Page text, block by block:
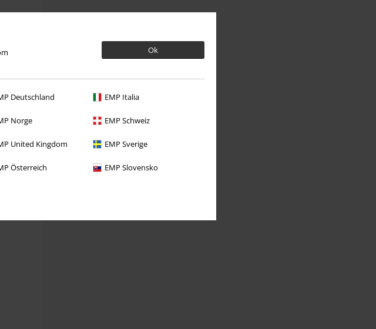
Ok
Deutschland EMP Italia
Norge EMP Schweiz
United Kingdom EMP Sverige
Österreich EMP Slovensko